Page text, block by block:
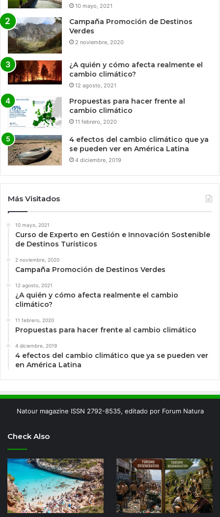
10 mayo, 2021
Campaña Promoción de Destinos
Verdes
2 noviembre, 2020
¿A quién y cómo afecta realmente el
cambio climático?
12 agosto, 2021
Propuestas para hacer frente al
cambio climático
11 febrero, 2020
4 efectos del cambio climático que ya
se pueden ver en América Latina
4 diciembre, 2019
Más Visitados
10 mayo, 2021
Curso de Experto en Gestión e Innovación Sostenible
de Destinos Turísticos
2 noviembre, 2020
Campaña Promoción de Destinos Verdes
12 agosto, 2021
¿A quién y cómo afecta realmente el cambio
climático?
11 febrero, 2020
Propuestas para hacer frente al cambio climático
4 diciembre, 2019
4 efectos del cambio climático que ya se pueden ver
en América Latina
Natour magazine ISSN 2792-8535, editado por Forum Natura
Check Also